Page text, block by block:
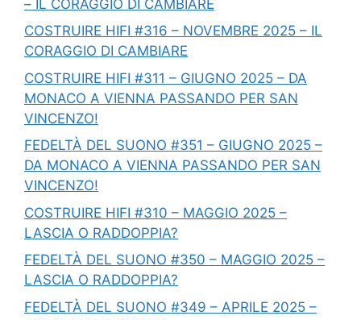
– IL CORAGGIO DI CAMBIARE
COSTRUIRE HIFI #316 – NOVEMBRE 2025 – IL
CORAGGIO DI CAMBIARE
COSTRUIRE HIFI #311 – GIUGNO 2025 – DA
MONACO A VIENNA PASSANDO PER SAN
VINCENZO!
FEDELTÀ DEL SUONO #351 – GIUGNO 2025 –
DA MONACO A VIENNA PASSANDO PER SAN
VINCENZO!
COSTRUIRE HIFI #310 – MAGGIO 2025 –
LASCIA O RADDOPPIA?
FEDELTÀ DEL SUONO #350 – MAGGIO 2025 –
LASCIA O RADDOPPIA?
FEDELTÀ DEL SUONO #349 – APRILE 2025 –